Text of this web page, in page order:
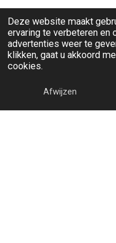
Deze website maakt
ervaring te verbeteren en
advertenties weer te
klikken, gaat u akkoord
cookies.
Afwijzen
E-mailadres